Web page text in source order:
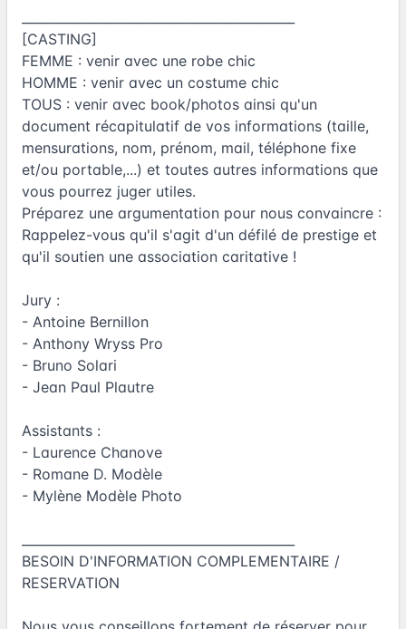
[CASTING]
FEMME : venir avec une robe chic
HOMME : venir avec un costume chic
TOUS : venir avec book/photos ainsi qu'un
document récapitulatif de vos informations (taille,
mensurations, nom, prénom, mail, téléphone fixe
et/ou portable,...) et toutes autres informations que
vous pourrez juger utiles.
Préparez une argumentation pour nous convaincre :
Rappelez-vous qu'il s'agit d'un défilé de prestige et
qu'il soutien une association caritative !
Jury :
- Antoine Bernillon
- Anthony Wryss Pro
- Bruno Solari
- Jean Paul Plautre
Assistants :
- Laurence Chanove
- Romane D. Modèle
- Mylène Modèle Photo
BESOIN D'INFORMATION COMPLEMENTAIRE /
RESERVATION